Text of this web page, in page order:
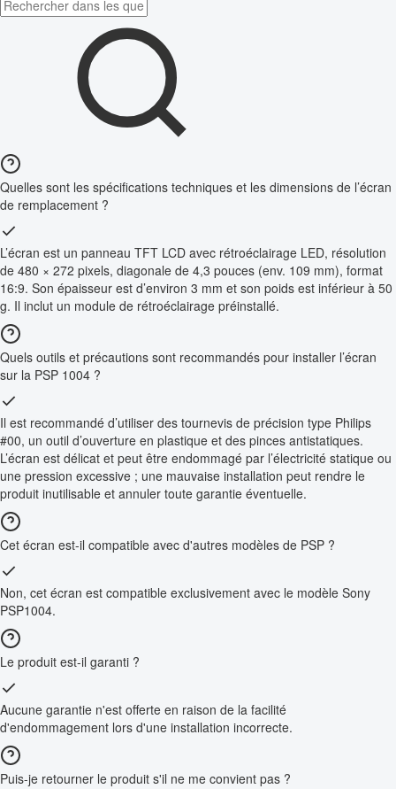
Quelles sont les spécifications techniques et les dimensions de l’écran
de remplacement ?
L’écran est un panneau TFT LCD avec rétroéclairage LED, résolution
de 480 × 272 pixels, diagonale de 4,3 pouces (env. 109 mm), format
16:9. Son épaisseur est d’environ 3 mm et son poids est inférieur à 50
g. Il inclut un module de rétroéclairage préinstallé.
Quels outils et précautions sont recommandés pour installer l’écran
sur la PSP 1004 ?
Il est recommandé d’utiliser des tournevis de précision type Philips
#00, un outil d’ouverture en plastique et des pinces antistatiques.
L’écran est délicat et peut être endommagé par l’électricité statique ou
une pression excessive ; une mauvaise installation peut rendre le
produit inutilisable et annuler toute garantie éventuelle.
Cet écran est-il compatible avec d'autres modèles de PSP ?
Non, cet écran est compatible exclusivement avec le modèle Sony
PSP1004.
Le produit est-il garanti ?
Aucune garantie n'est offerte en raison de la facilité
d'endommagement lors d'une installation incorrecte.
Puis-je retourner le produit s'il ne me convient pas ?